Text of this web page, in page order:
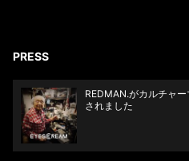
PRESS
REDMAN.がカルチャ
されました